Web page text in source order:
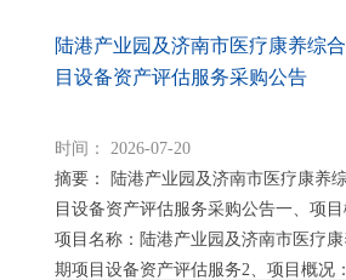
陆港产业园及济南市医疗康养综
目设备资产评估服务采购公告
时间： 2026-07-20
摘要： 陆港产业园及济南市医疗康养
目设备资产评估服务采购公告一、项目
项目名称：陆港产业园及济南市医疗
期项目设备资产评估服务2、项目概况